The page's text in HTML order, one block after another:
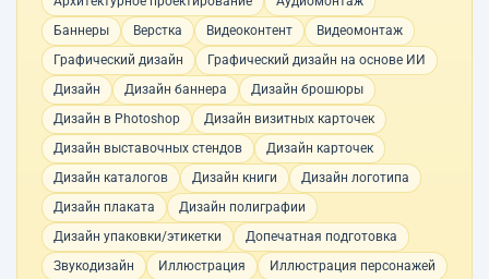
Баннеры
Верстка Видеоконтент
Видеомонтаж
Графический дизайн
Графический дизайн на основе ИИ
Дизайн
Дизайн баннера
Дизайн брошюры
Дизайн в Photoshop
Дизайн визитных карточек
Дизайн выставочных стендов
Дизайн карточек
Дизайн каталогов
Дизайн книги
Дизайн логотипа
Дизайн плаката
Дизайн полиграфии
Дизайн упаковки/этикетки
Допечатная подготовка
Звукодизайн
Иллюстрация
Иллюстрация персонажей